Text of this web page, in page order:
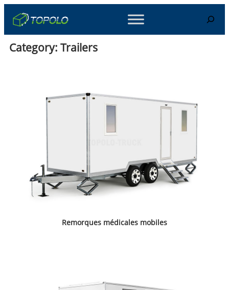
Search
Category: Trailers
Remorques médicales mobiles